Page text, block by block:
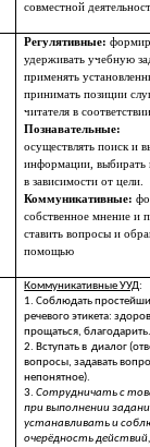
совместной
Регулятивные:
удерживать учебную
применять
принимать позиции
читателя в
Познавательные:
осуществлять поиск и
информации, выбирать
в зависимости от цели.
Коммуникативные:
собственное мнение и
ставить вопросы и
помощью
Коммуникативные УУД:
1. Соблюдать
речевого этикета:
прощаться,
2. Вступать в диалог
вопросы, задавать
непонятное).
3.Сотрудничать с
при выполнении
устанавливать и
очерёдность